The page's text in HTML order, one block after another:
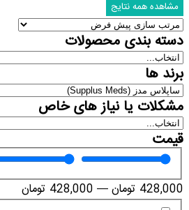
مشاهده همه نتایج
دسته بندی محصولات
برند ها
مشکلات یا نیاز های خاص
قیمت
428,000 تومان—
428,000 تومان